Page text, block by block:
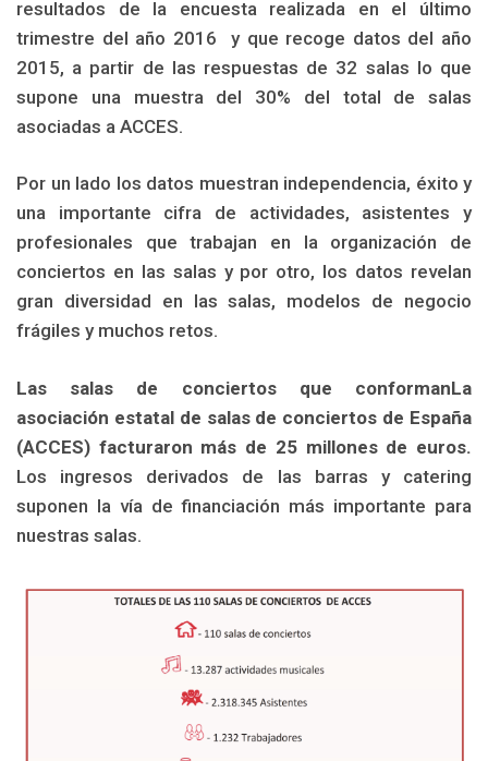
resultados de la encuesta realizada en el último
trimestre del año 2016
y que recoge datos del año
2015, a partir de las respuestas de 32 salas lo que
supone una muestra del 30% del total de salas
asociadas a ACCES.
Por un lado los datos muestran independencia, éxito y
una importante cifra de actividades, asistentes y
profesionales que trabajan en la organización de
conciertos en las salas y por otro, los datos revelan
gran diversidad en las salas, modelos de negocio
frágiles y muchos retos.
Las salas de conciertos que conformanLa
asociación estatal de salas de conciertos de España
(ACCES) facturaron más de 25 millones de euros.
Los ingresos derivados de las barras y catering
suponen la vía de financiación más importante para
nuestras salas.